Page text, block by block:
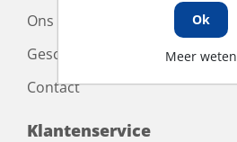
Ons team
Geschiedenis
Contact
Klantenservice
Ok
Meer weten